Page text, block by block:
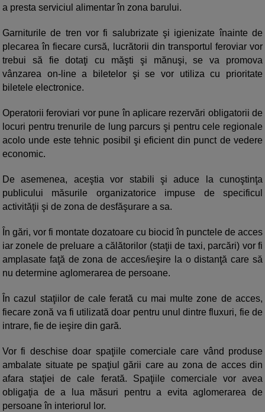
a presta serviciul alimentar în zona barului.
Garniturile de tren vor fi salubrizate şi igienizate înainte de
plecarea în fiecare cursă, lucrătorii din transportul feroviar vor
trebui să fie dotaţi cu măşti şi mănuşi, se va promova
vânzarea on-line a biletelor şi se vor utiliza cu prioritate
biletele electronice.
Operatorii feroviari vor pune în aplicare rezervări obligatorii de
locuri pentru trenurile de lung parcurs şi pentru cele regionale
acolo unde este tehnic posibil şi eficient din punct de vedere
economic.
De asemenea, aceştia vor stabili şi aduce la cunoştinţa
publicului măsurile organizatorice impuse de specificul
activităţii şi de zona de desfăşurare a sa.
În gări, vor fi montate dozatoare cu biocid în punctele de acces
iar zonele de preluare a călătorilor (staţii de taxi, parcări) vor fi
amplasate faţă de zona de acces/ieşire la o distanţă care să
nu determine aglomerarea de persoane.
În cazul staţiilor de cale ferată cu mai multe zone de acces,
fiecare zonă va fi utilizată doar pentru unul dintre fluxuri, fie de
intrare, fie de ieşire din gară.
Vor fi deschise doar spaţiile comerciale care vând produse
ambalate situate pe spaţiul gării care au zona de acces din
afara staţiei de cale ferată. Spaţiile comerciale vor avea
obligaţia de a lua măsuri pentru a evita aglomerarea de
persoane în interiorul lor.